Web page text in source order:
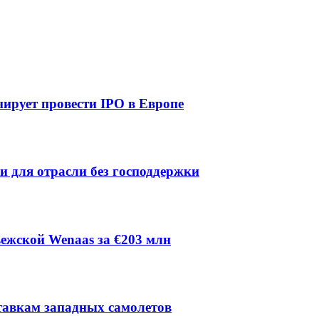
провести IPO в Европе
для отрасли без господдержки
Wenaas за €203 млн
западных самолетов